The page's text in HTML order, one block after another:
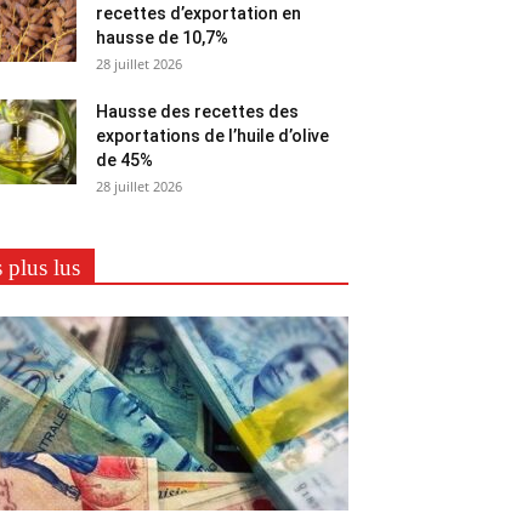
recettes d’exportation en
hausse de 10,7%
28 juillet 2026
Hausse des recettes des
exportations de l’huile d’olive
de 45%
28 juillet 2026
plus lus